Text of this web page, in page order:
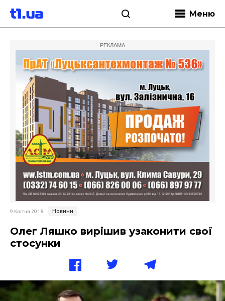
Меню
РЕКЛАМА
9 Квітня 2018 Новини
Олег Ляшко вирішив узаконити свої
стосунки